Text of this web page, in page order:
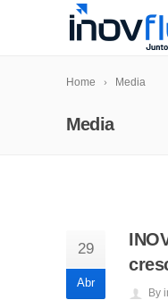
Home Media
Media
29
Abr
By